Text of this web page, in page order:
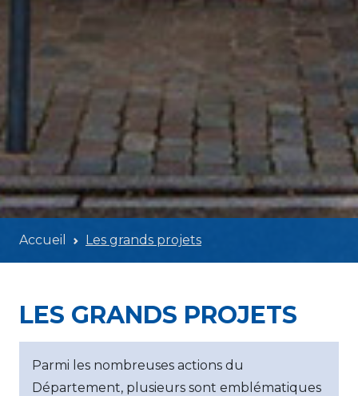
Accueil Les grands projets
LES GRANDS PROJETS
Parmi les nombreuses actions du
Département, plusieurs sont emblématiques